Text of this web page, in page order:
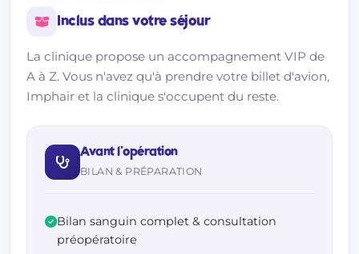
Inclus dans votre séjour
La clinique propose un accompagnement VIP de
A à Z. Vous n'avez qu'à prendre votre billet d'avion,
Imphair et la clinique s'occupent du reste.
Avant l'opération
BILAN & PRÉPARATION
Bilan sanguin complet & consultation
préopératoire